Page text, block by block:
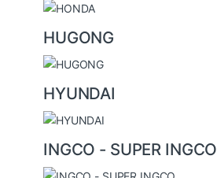
HUGONG
HYUNDAI
INGCO - SUPER INGCO